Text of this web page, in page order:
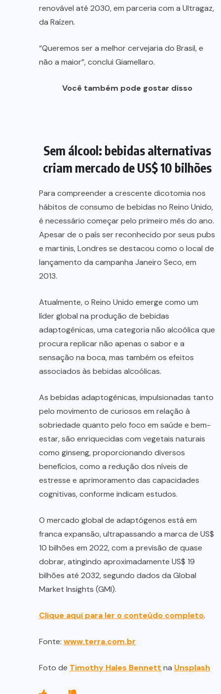
renovável até 2030, em parceria com a Ultragaz,
da Raízen.
“Queremos ser a melhor cervejaria do Brasil, e
não a maior”, conclui Giamellaro.
Você também pode gostar disso
Sem álcool: bebidas alternativas
criam mercado de US$ 10 bilhões
Para compreender a crescente dicotomia nos
hábitos de consumo de bebidas no Reino Unido,
é necessário começar pelo primeiro mês do ano.
Apesar de o país ser reconhecido por seus pubs
e martinis, Londres se destacou como o local de
lançamento da campanha Janeiro Seco, em
2013.
Atualmente, o Reino Unido emerge como um
líder global na produção de bebidas
adaptogênicas, uma categoria não alcoólica que
procura replicar não apenas o sabor e a
sensação na boca, mas também os efeitos
associados às bebidas alcoólicas.
As bebidas adaptogênicas, impulsionadas tanto
pelo movimento de curiosos em relação à
sobriedade quanto pelo foco em saúde e bem-
estar, são enriquecidas com vegetais naturais
como ginseng, proporcionando diversos
benefícios, como a redução dos níveis de
estresse e aprimoramento das capacidades
cognitivas, conforme indicam estudos.
O mercado global de adaptógenos está em
franca expansão, ultrapassando a marca de US$
10 bilhões em 2022, com a previsão de quase
dobrar, atingindo aproximadamente US$ 19
bilhões até 2032, segundo dados da Global
Market Insights (GMI).
Clique aqui para ler o conteúdo completo.
Fonte: www.terra.com.br
Foto de Timothy Hales Bennett na Unsplash